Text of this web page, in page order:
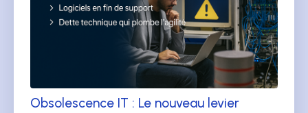
Obsolescence IT : Le nouveau levier